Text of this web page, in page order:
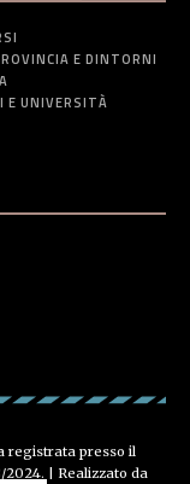
E DINTORNI
E UNIVERSITÀ
registrata presso il
2024. | Realizzato da